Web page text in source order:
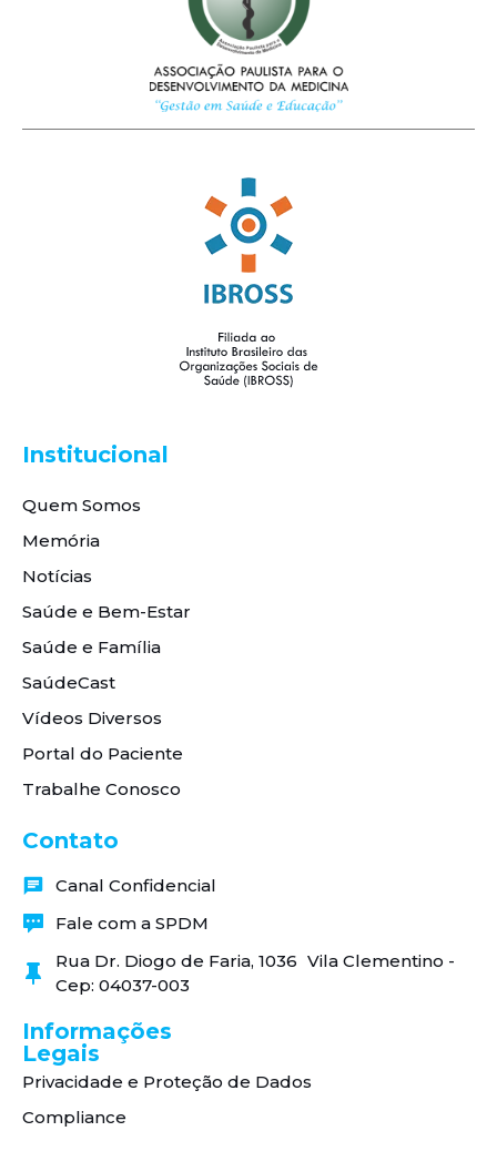
Institucional
Quem Somos
Memória
Notícias
Saúde e Bem-Estar
Saúde e Família
SaúdeCast
Vídeos Diversos
Portal do Paciente
Trabalhe Conosco
Contato
Canal Confidencial
Fale com a SPDM
Rua Dr. Diogo de Faria, 1036 Vila Clementino -
Cep: 04037-003
Informações
Legais
Privacidade e Proteção de Dados
Compliance